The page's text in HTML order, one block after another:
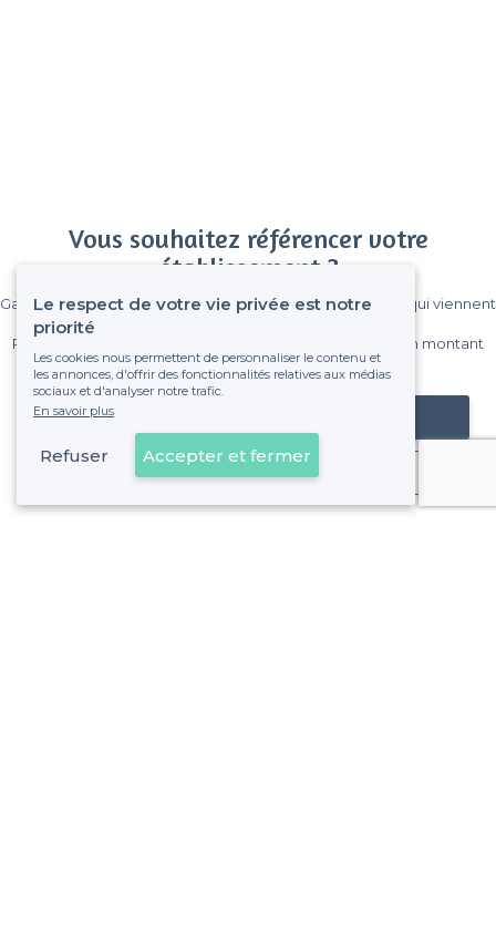
Vous souhaitez référencer votre
établissement ?
Gagnez de nombreux clients parmi le million de visiteurs qui viennent
Pas de commissions et sans engagement, vous payez un montant
fixe sans risque de voir déraper la facture.
Référencer mon établissement
Déjà client
Le respect de votre vie privée est notre
priorité
Les cookies nous permettent de personnaliser le contenu et
les annonces, d'offrir des fonctionnalités relatives aux médias
sociaux et d'analyser notre trafic.
En savoir plus
Refuser Accepter et fermer